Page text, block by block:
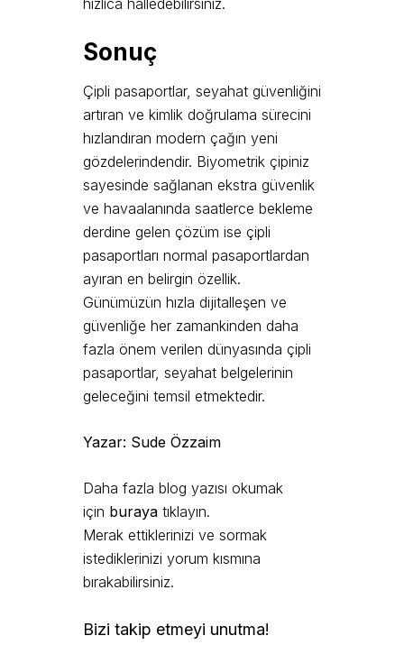
Sonuç
Çipli pasaportlar, seyahat güvenliğini
artıran ve kimlik doğrulama sürecini
hızlandıran modern çağın yeni
gözdelerindendir. Biyometrik çipiniz
sayesinde sağlanan ekstra güvenlik
ve havaalanında saatlerce bekleme
derdine gelen çözüm ise çipli
pasaportları normal pasaportlardan
ayıran en belirgin özellik.
Günümüzün hızla dijitalleşen ve
güvenliğe her zamankinden daha
fazla önem verilen dünyasında çipli
pasaportlar, seyahat belgelerinin
geleceğini temsil etmektedir.
Yazar: Sude Özzaim
Daha fazla blog yazısı okumak
için buraya tıklayın.
Merak ettiklerinizi ve sormak
istediklerinizi yorum kısmına
bırakabilirsiniz.
Bizi takip etmeyi unutma!